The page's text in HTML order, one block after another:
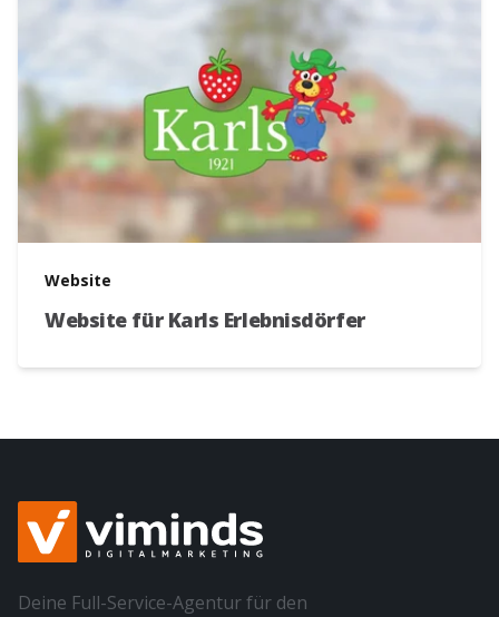
Website
Website für Karls Erlebnisdörfer
Deine Full-Service-Agentur für den